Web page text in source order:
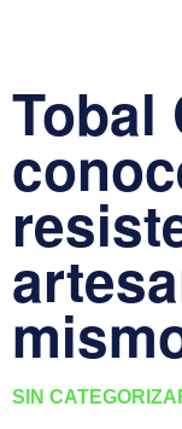
Tobal
SIN